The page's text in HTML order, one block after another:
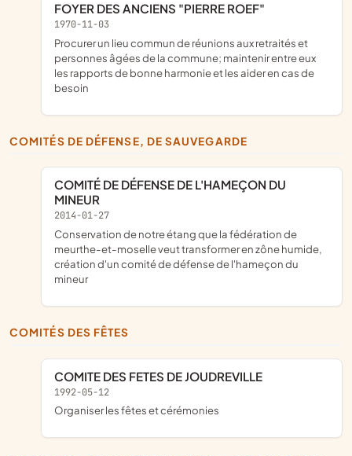
FOYER DES ANCIENS "PIERRE ROEF"
1970-11-03
procurer un lieu commun de réunions aux retraités et
personnes âgées de la commune; maintenir entre eux
les rapports de bonne harmonie et les aider en cas de
besoin
COMITÉS DE DÉFENSE, DE SAUVEGARDE
COMITÉ DE DÉFENSE DE L'HAMEÇON DU
MINEUR
2014-01-27
conservation de notre étang que la fédération de
meurthe-et-moselle veut transformer en zône humide,
création d'un comité de défense de l'hameçon du
mineur
COMITÉS DES FÊTES
COMITE DES FETES DE JOUDREVILLE
1992-05-12
organiser les fêtes et cérémonies